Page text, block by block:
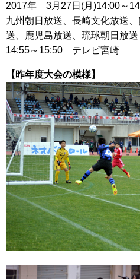
2017年 3月27日(月)14:00～
九州朝日放送、長崎文化放送
送、鹿児島放送、琉球朝日放送
14:55～15:50 テレビ宮崎
【昨年度大会の模様】